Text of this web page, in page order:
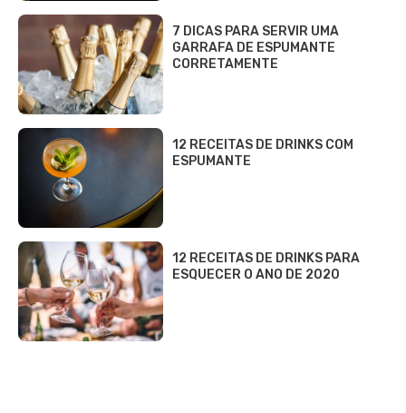
7 DICAS PARA SERVIR UMA
GARRAFA DE ESPUMANTE
CORRETAMENTE
12 RECEITAS DE DRINKS COM
ESPUMANTE
12 RECEITAS DE DRINKS PARA
ESQUECER O ANO DE 2020